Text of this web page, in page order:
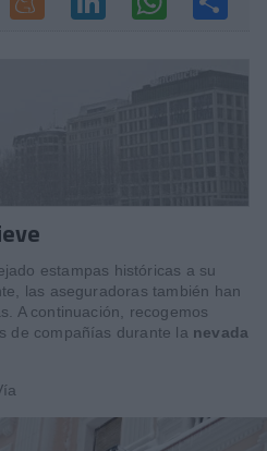
estampas históricas a su
las aseguradoras también han
A continuación, recogemos
de compañías durante la nevada